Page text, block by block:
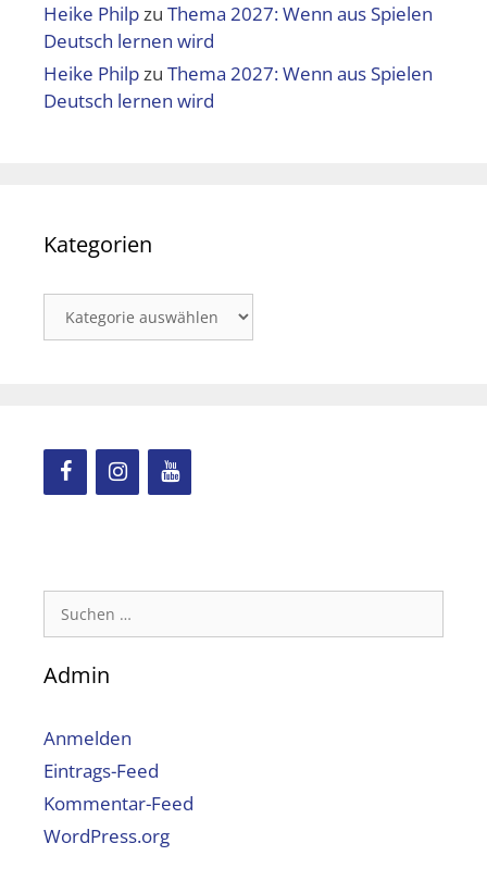
Heike Philpzu Thema 2027: Wenn aus Spielen
Deutsch lernen wird
Heike Philpzu Thema 2027: Wenn aus Spielen
Deutsch lernen wird
Kategorien
Kategorien
Suchen
nach:
Admin
Anmelden
Eintrags-Feed
Kommentar-Feed
WordPress.org